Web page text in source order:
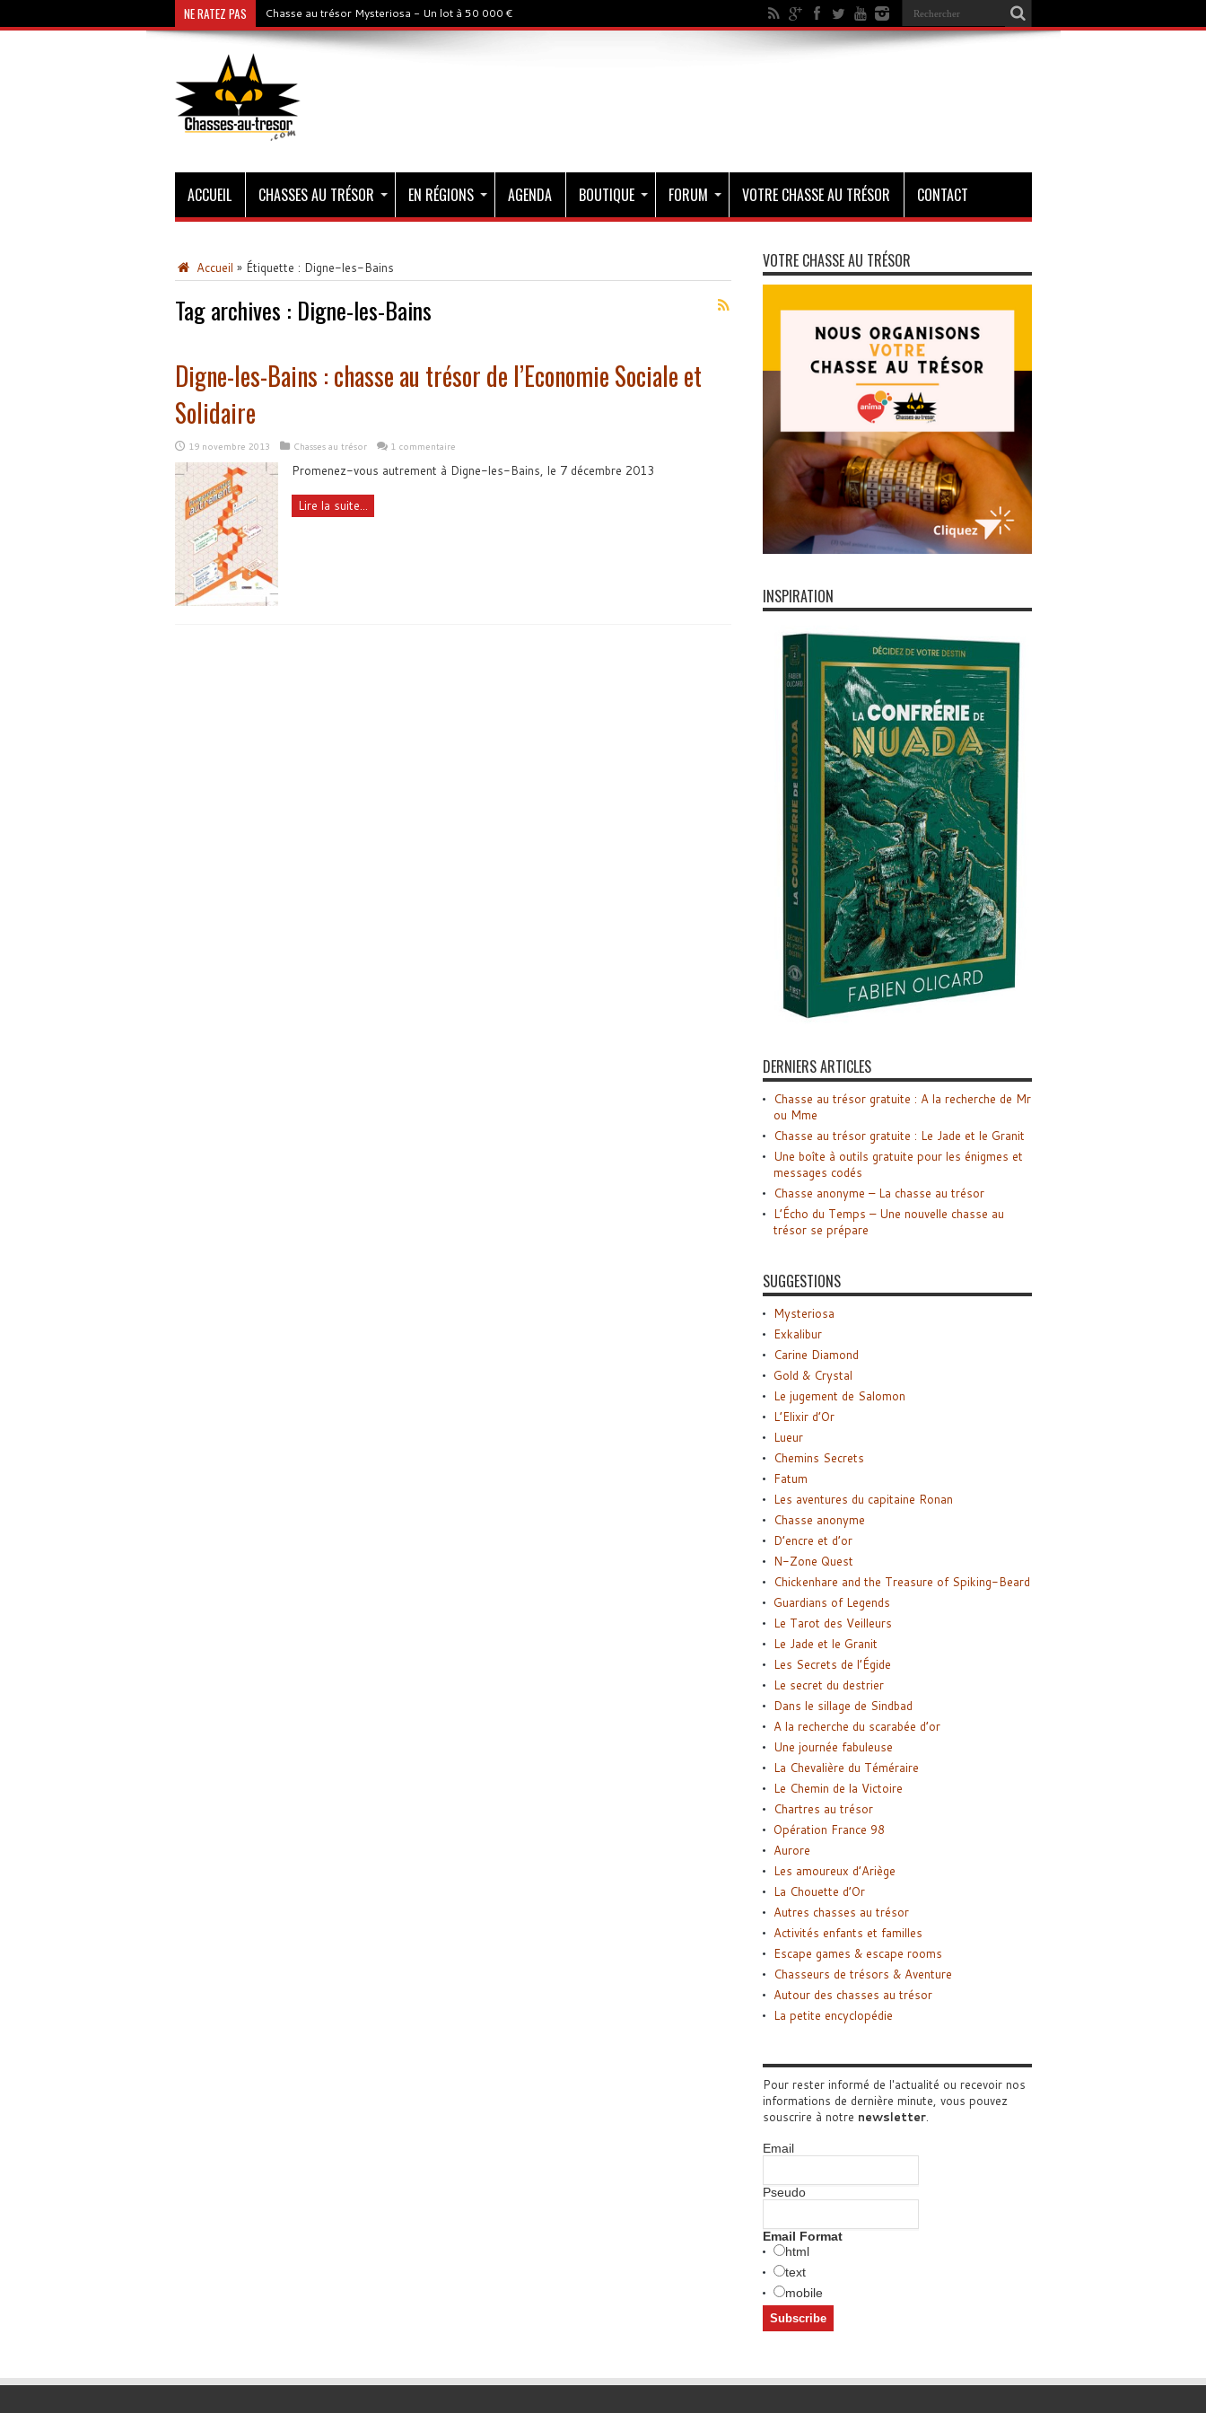
NE RATEZ PAS Chasse au trésor Mysteriosa - Un lot à 50 000 €
ACCUEIL CHASSES AU TRÉSOR EN RÉGIONS AGENDA BOUTIQUE FORUM VOTRE CHASSE AU TRÉSOR CONTACT
Accueil » Étiquette : Digne-les-Bains
Tag archives : Digne-les-Bains
Digne-les-Bains : chasse au trésor de l’Economie Sociale et
Solidaire
19 novembre 2013 Chasses au trésor 1 commentaire
Promenez-vous autrement à Digne-les-Bains, le 7 décembre 2013
Lire la suite...
VOTRE CHASSE AU TRÉSOR
INSPIRATION
DERNIERS ARTICLES
Chasse au trésor gratuite : A la recherche de Mr
ou Mme
Chasse au trésor gratuite : Le Jade et le Granit
Une boîte à outils gratuite pour les énigmes et
messages codés
Chasse anonyme – La chasse au trésor
L’Écho du Temps – Une nouvelle chasse au
trésor se prépare
SUGGESTIONS
Mysteriosa
Exkalibur
Carine Diamond
Gold & Crystal
Le jugement de Salomon
L’Elixir d’Or
Lueur
Chemins Secrets
Fatum
Les aventures du capitaine Ronan
Chasse anonyme
D’encre et d’or
N-Zone Quest
Chickenhare and the Treasure of Spiking-Beard
Guardians of Legends
Le Tarot des Veilleurs
Le Jade et le Granit
Les Secrets de l’Égide
Le secret du destrier
Dans le sillage de Sindbad
A la recherche du scarabée d’or
Une journée fabuleuse
La Chevalière du Téméraire
Le Chemin de la Victoire
Chartres au trésor
Opération France 98
Aurore
Les amoureux d’Ariège
La Chouette d’Or
Autres chasses au trésor
Activités enfants et familles
Escape games & escape rooms
Chasseurs de trésors & Aventure
Autour des chasses au trésor
La petite encyclopédie
Pour rester informé de l'actualité ou recevoir nos
informations de dernière minute, vous pouvez
souscrire à notre newsletter.
Email
Pseudo
Email Format
html
text
mobile